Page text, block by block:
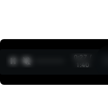
0:28 /
1:40